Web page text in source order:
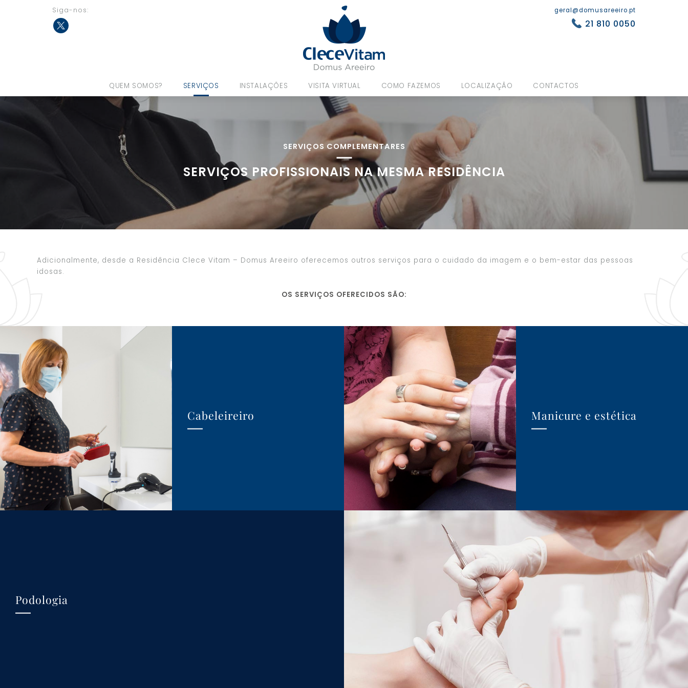
Siga-nos: geral@domusareeiro.pt
21 810 0050
QUEM SOMOS? SERVIÇOS INSTALAÇÕES VISITA VIRTUAL COMO FAZEMOS LOCALIZAÇÃO CONTACTOS
SERVIÇOS COMPLEMENTARES
SERVIÇOS PROFISSIONAIS NA MESMA RESIDÊNCIA
Adicionalmente, desde a Residência Clece Vitam – Domus Areeiro oferecemos outros serviços para o cuidado da imagem e o bem-estar das pessoas
idosas.
OS SERVIÇOS OFERECIDOS SÃO:
Cabeleireiro Manicure e estética
Podologia